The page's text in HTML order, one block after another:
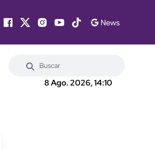
8 Ago. 2026, 14:10